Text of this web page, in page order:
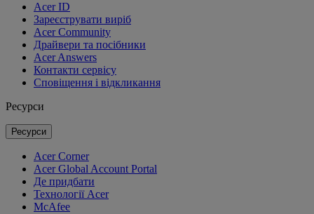
Acer ID
Зареєструвати виріб
Acer Community
Драйвери та посібники
Acer Answers
Контакти сервісу
Сповіщення і відкликання
Ресурси
Ресурси
Acer Corner
Acer Global Account Portal
Де придбати
Технології Acer
McAfee